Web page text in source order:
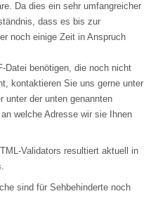
Da dies ein sehr umfangreicher
dass es bis zur
noch einige Zeit in Anspruch
Datei benötigen, die noch nicht
kontaktieren Sie uns gerne unter
unter der unten genannten
welche Adresse wir sie Ihnen
Validators resultiert aktuell in
sind für Sehbehinderte noch